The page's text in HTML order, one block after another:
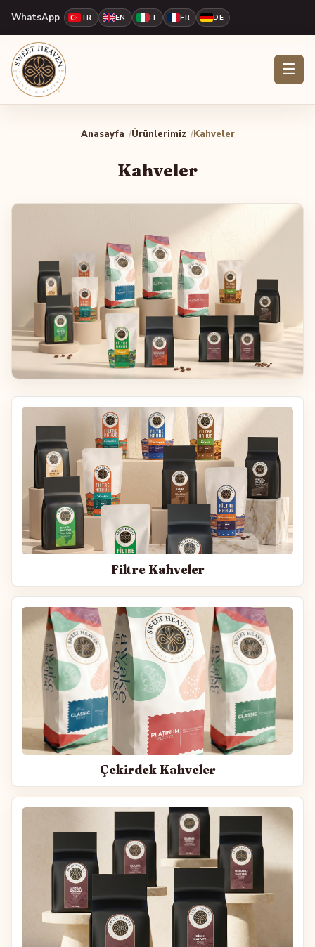
WhatsApp TR EN IT FR DE
☰
Anasayfa Ürünlerimiz Kahveler
Kahveler
Filtre Kahveler
Çekirdek Kahveler